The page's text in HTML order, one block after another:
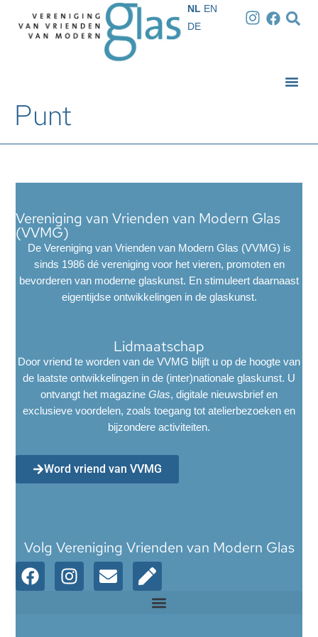
NL EN
DE
Punt
Vereniging van Vrienden van Modern Glas
(VVMG)
De Vereniging van Vrienden van Modern Glas (VVMG) is
sinds 1986 dé vereniging voor het vieren, promoten en
bevorderen van moderne glaskunst. En stimuleert daarnaast
eigentijdse ontwikkelingen in de glaskunst.
Lidmaatschap
Door vriend te worden van de VVMG blijft u op de hoogte van
de laatste ontwikkelingen in de (inter)nationale glaskunst. U
ontvangt het magazine Glas, digitale nieuwsbrief en
exclusieve voordelen, zoals toegang tot atelierbezoeken en
bijzondere activiteiten.
Word vriend van VVMG
Volg Vereniging Vrienden van Modern Glas